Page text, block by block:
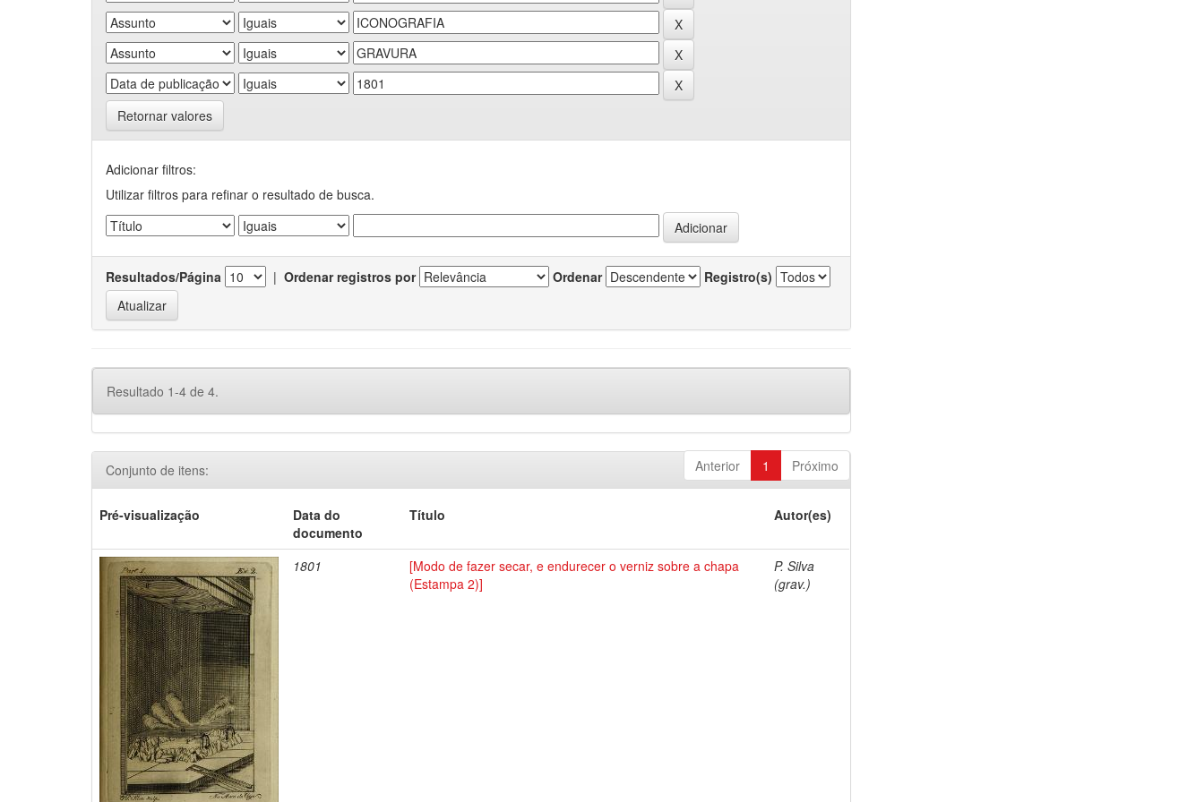
Retornar valores
Adicionar filtros:
Utilizar filtros para refinar o resultado de busca.
Resultados/Página | Ordenar registros por Ordenar Registro(s)
Resultado 1-4 de 4.
Anterior 1 Próximo
Conjunto de itens:
Pré-visualização
Data do
documento
Título Autor(es)
1801
[Modo de fazer secar, e endurecer o verniz sobre a chapa
(Estampa 2)]
P. Silva
(grav.)